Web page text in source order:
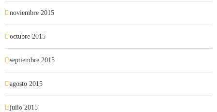
noviembre 2015
octubre 2015
septiembre 2015
agosto 2015
julio 2015